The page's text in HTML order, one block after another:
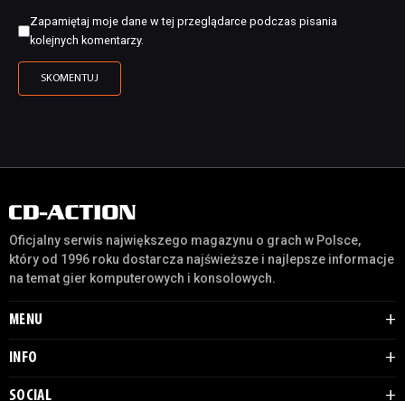
Zapamiętaj moje dane w tej przeglądarce podczas pisania
kolejnych komentarzy.
Oficjalny serwis największego magazynu o grach w Polsce,
który od 1996 roku dostarcza najświeższe i najlepsze informacje
na temat gier komputerowych i konsolowych.
MENU
INFO
SOCIAL